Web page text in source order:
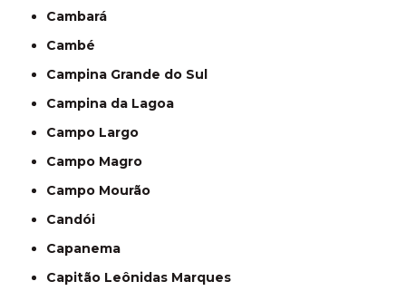
Cambará
Cambé
Campina Grande do Sul
Campina da Lagoa
Campo Largo
Campo Magro
Campo Mourão
Candói
Capanema
Capitão Leônidas Marques